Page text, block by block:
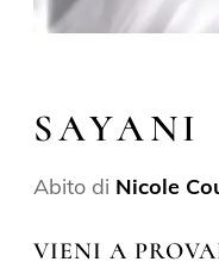
SAYANI
Abito di Nicole
VIENI A